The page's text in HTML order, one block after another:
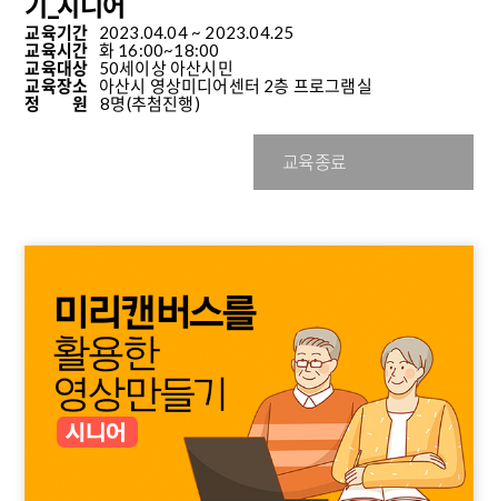
교육기간 2023.04.04 ~ 2023.04.25
교육시간 화 16:00~18:00
교육대상 50세이상 아산시민
교육장소 아산시 영상미디어센터 2층 프로그램실
정 원
8명(추첨진행)
교육종료